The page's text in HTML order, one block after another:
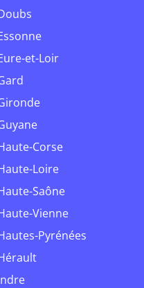
Doubs
Essonne
Eure-et-Loir
Gard
Gironde
Guyane
Haute-Corse
Haute-Loire
Haute-Saône
Haute-Vienne
Hautes-Pyrénées
Hérault
Indre